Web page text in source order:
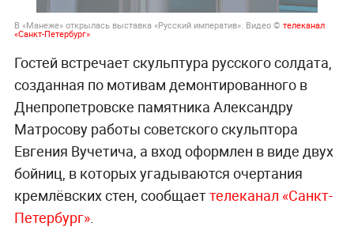
В «Манеже» открылась выставка «Русский императив». Видео © телеканал
«Санкт-Петербург»
Гостей встречает скульптура русского солдата,
созданная по мотивам демонтированного в
Днепропетровске памятника Александру
Матросову работы советского скульптора
Евгения Вучетича, а вход оформлен в виде двух
бойниц, в которых угадываются очертания
кремлёвских стен, сообщаеттелеканал «Санкт-
Петербург».